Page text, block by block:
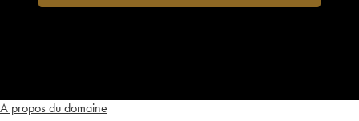
A propos du domaine